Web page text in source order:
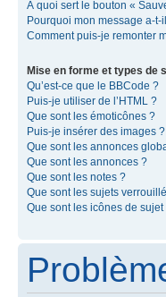
À quoi sert le bouton «
Pourquoi mon message a-t-
Comment puis-je remonter
Mise en forme et types de
Qu’est-ce que le BBCode ?
Puis-je utiliser de l’HTML ?
Que sont les émoticônes ?
Puis-je insérer des images ?
Que sont les annonces
Que sont les annonces ?
Que sont les notes ?
Que sont les sujets
Que sont les icônes de sujet